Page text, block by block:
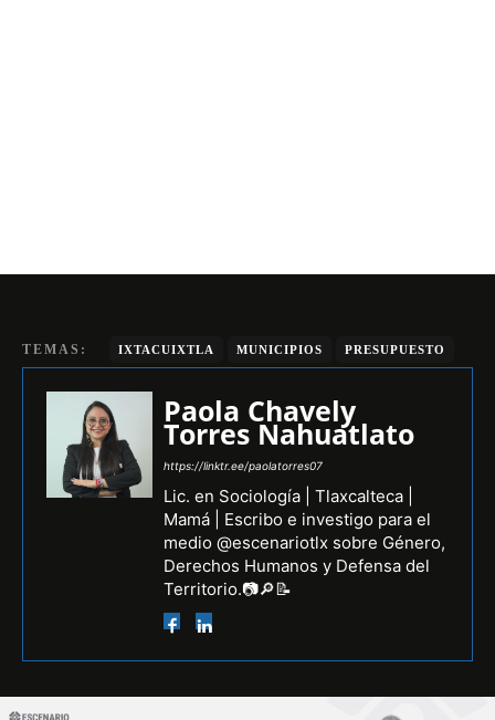
TEMAS: IXTACUIXTLA MUNICIPIOS PRESUPUESTO
Paola Chavely
Torres Nahuatlato
https://linktr.ee/paolatorres07
Lic. en Sociología | Tlaxcalteca |
Mamá | Escribo e investigo para el
medio @escenariotlx sobre Género,
Derechos Humanos y Defensa del
Territorio.📷🔎📝